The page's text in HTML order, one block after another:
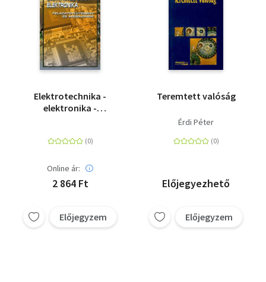
Elektrotechnika -
elektronika -
Online ár:
2 864 Ft
Előjegyzem
Teremtett valóság
Érdi Péter
Előjegyezhető
Előjegyzem